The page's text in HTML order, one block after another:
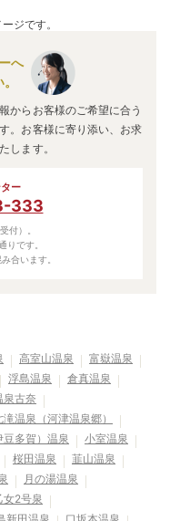
。
ジです。
へ
からお客様のご希望に合う
。お客様に寄り添い、お求
します。
ー
333
付）。
りです。
合います。
高室山温泉
富嶽温泉
浮島温泉
倉真温泉
泉古奈
滝温泉（河津温泉郷）
豆多賀）温泉
小室温泉
桜田温泉
韮山温泉
月の湯温泉
2号泉